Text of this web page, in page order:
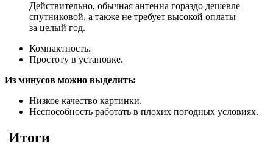
Действительно, обычная антенна гораздо дешевле
спутниковой, а также не требует высокой оплаты
за целый год.
Компактность.
Простоту в установке.
Из минусов можно выделить:
Низкое качество картинки.
Неспособность работать в плохих погодных условиях.
Итоги